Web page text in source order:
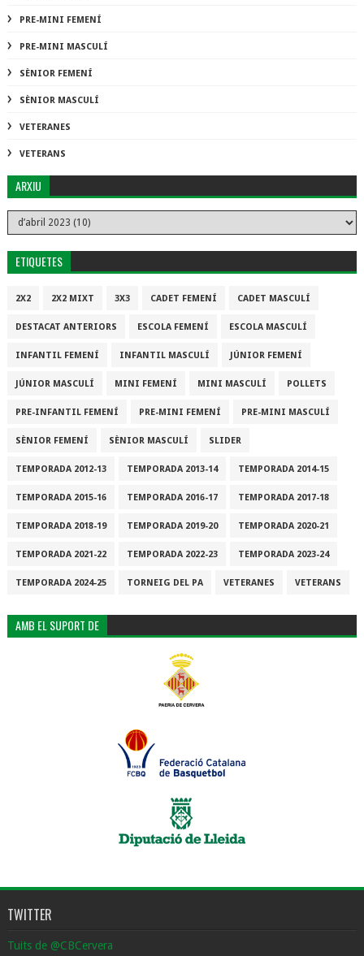
PRE-MINI FEMENÍ
PRE-MINI MASCULÍ
SÈNIOR FEMENÍ
SÈNIOR MASCULÍ
VETERANES
VETERANS
ARXIU
ETIQUETES
2X2 2X2 MIXT 3X3 CADET FEMENÍ CADET MASCULÍ
DESTACAT ANTERIORS ESCOLA FEMENÍ ESCOLA MASCULÍ
INFANTIL FEMENÍ INFANTIL MASCULÍ JÚNIOR FEMENÍ
JÚNIOR MASCULÍ MINI FEMENÍ MINI MASCULÍ POLLETS
PRE-INFANTIL FEMENÍ PRE-MINI FEMENÍ PRE-MINI MASCULÍ
SÈNIOR FEMENÍ SÈNIOR MASCULÍ SLIDER
TEMPORADA 2012-13 TEMPORADA 2013-14 TEMPORADA 2014-15
TEMPORADA 2015-16 TEMPORADA 2016-17 TEMPORADA 2017-18
TEMPORADA 2018-19 TEMPORADA 2019-20 TEMPORADA 2020-21
TEMPORADA 2021-22 TEMPORADA 2022-23 TEMPORADA 2023-24
TEMPORADA 2024-25 TORNEIG DEL PA VETERANES VETERANS
AMB EL SUPORT DE
TWITTER
Tuits de @CBCervera